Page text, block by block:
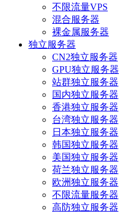
不限流量VPS
混合服务器
裸金属服务器
独立服务器
CN2独立服务器
GPU独立服务器
站群独立服务器
国内独立服务器
香港独立服务器
台湾独立服务器
日本独立服务器
韩国独立服务器
美国独立服务器
荷兰独立服务器
欧洲独立服务器
不限流量服务器
高防独立服务器